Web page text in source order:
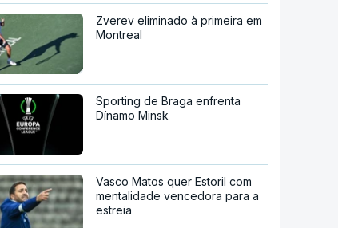
Zverev eliminado à primeira em
Montreal
Sporting de Braga enfrenta
Dínamo Minsk
Vasco Matos quer Estoril com
mentalidade vencedora para a
estreia